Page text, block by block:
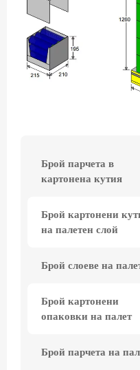
Брой парчета в
картонена кутия
Брой картонени
на палетен слой
Брой слоеве на
Брой картонени
опаковки на палет
Брой парчета на